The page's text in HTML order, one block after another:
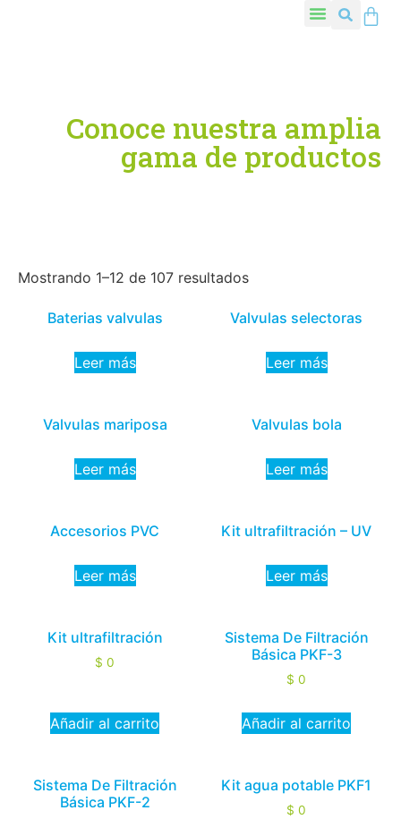
Conoce nuestra amplia
gama de productos
Mostrando 1–12 de 107 resultados
Baterias valvulas
Leer más
Valvulas selectoras
Leer más
Valvulas mariposa
Leer más
Valvulas bola
Leer más
Accesorios PVC
Leer más
Kit ultrafiltración – UV
Leer más
Kit ultrafiltración
$ 0
Añadir al carrito
Sistema De Filtración
Básica PKF-3
$ 0
Añadir al carrito
Sistema De Filtración
Básica PKF-2
Kit agua potable PKF1
$ 0